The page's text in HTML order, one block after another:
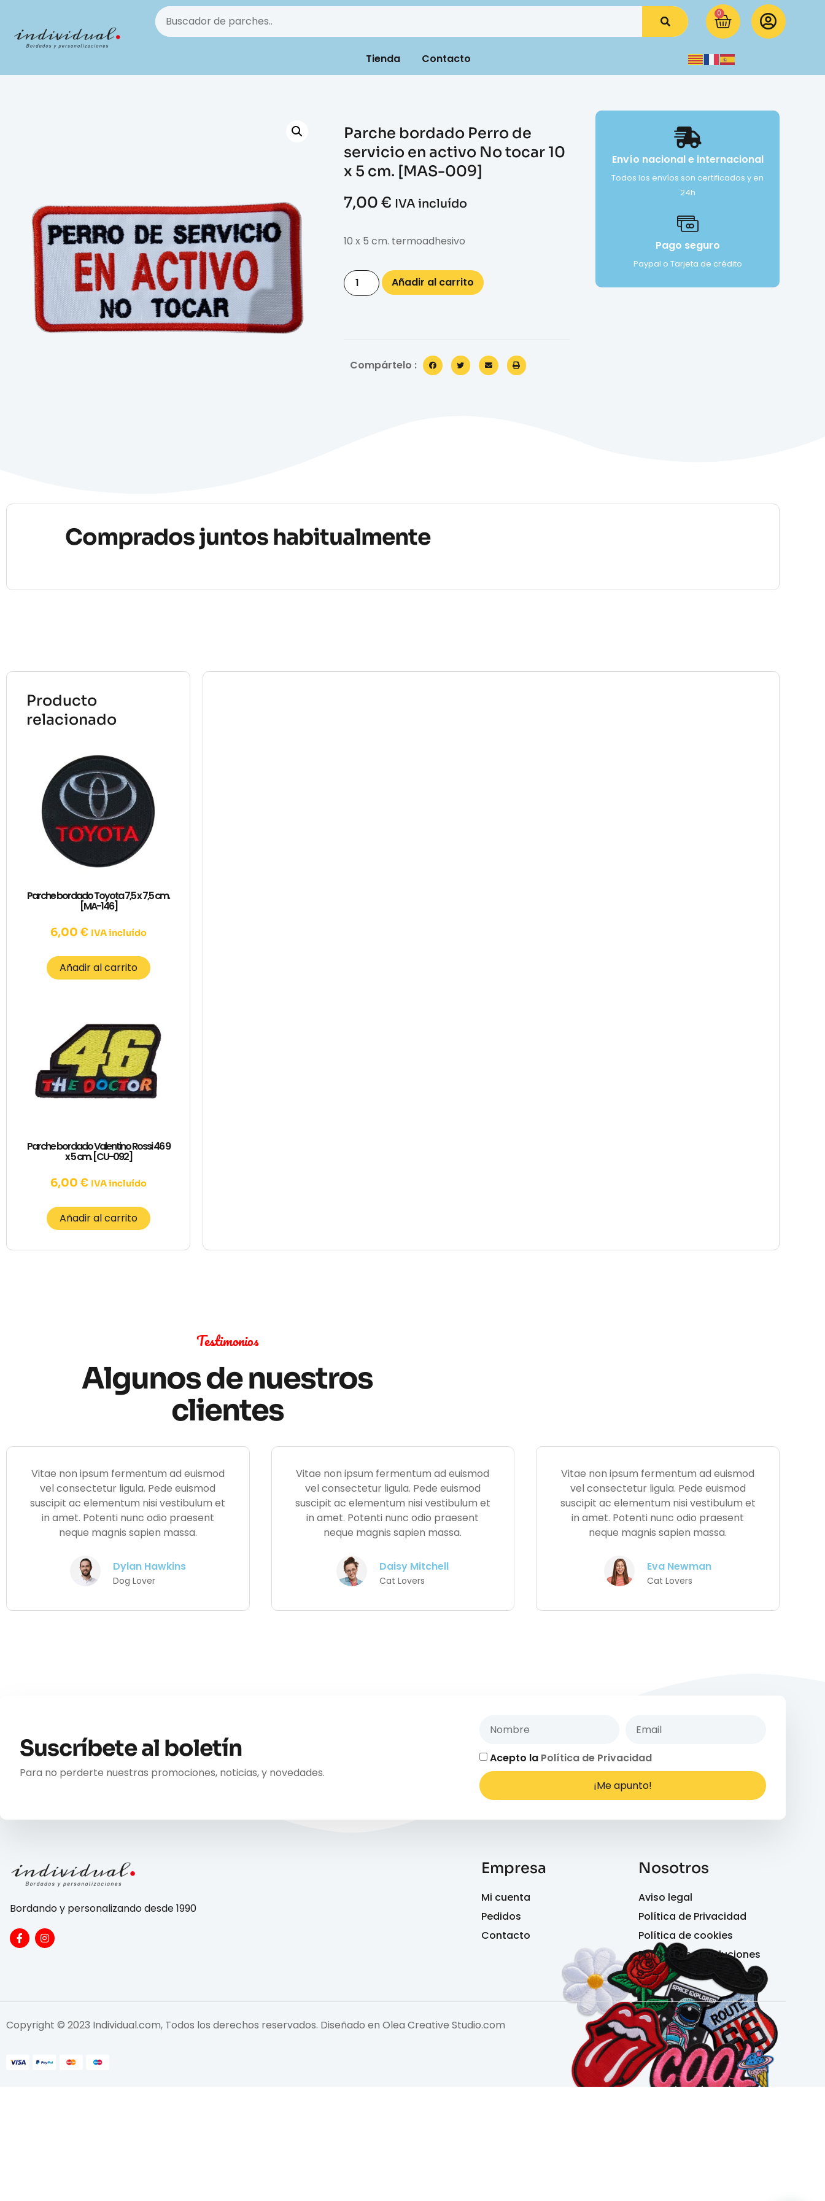
0
Tienda Contacto
Parche bordado Perro de
servicio en activo No tocar 10
x 5 cm. [MAS-009]
7,00 € IVA incluído
10 x 5 cm. termoadhesivo
Añadir al carrito
Compártelo :
Envío nacional e internacional
Todos los envíos son certificados y en
24h
Pago seguro
Paypal o Tarjeta de crédito
Comprados juntos habitualmente
Producto
relacionado
Parche bordado Toyota 7,5 x 7,5 cm.
[MA-146]
6,00 € IVA incluído
Añadir al carrito
Parche bordado Valentino Rossi 46 9
x 5 cm. [CU-092]
6,00 € IVA incluído
Añadir al carrito
Testimonios
Algunos de nuestros
clientes
Vitae non ipsum fermentum ad euismod
vel consectetur ligula. Pede euismod
suscipit ac elementum nisi vestibulum et
in amet. Potenti nunc odio praesent
neque magnis sapien massa.
Dylan Hawkins
Dog Lover
Vitae non ipsum fermentum ad euismod
vel consectetur ligula. Pede euismod
suscipit ac elementum nisi vestibulum et
in amet. Potenti nunc odio praesent
neque magnis sapien massa.
Daisy Mitchell
Cat Lovers
Vitae non ipsum fermentum ad euismod
vel consectetur ligula. Pede euismod
suscipit ac elementum nisi vestibulum et
in amet. Potenti nunc odio praesent
neque magnis sapien massa.
Eva Newman
Cat Lovers
Suscríbete al boletín
Para no perderte nuestras promociones, noticias, y novedades.
Acepto la Política de Privacidad
¡Me apunto!
Bordando y personalizando desde 1990
Empresa
Mi cuenta
Pedidos
Contacto
Nosotros
Aviso legal
Política de Privacidad
Política de cookies
Política de devoluciones
Copyright © 2023 Individual.com, Todos los derechos reservados. Diseñado en Olea Creative Studio.com